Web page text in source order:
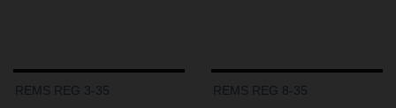
REMS REG 3-35 REMS REG 8-35